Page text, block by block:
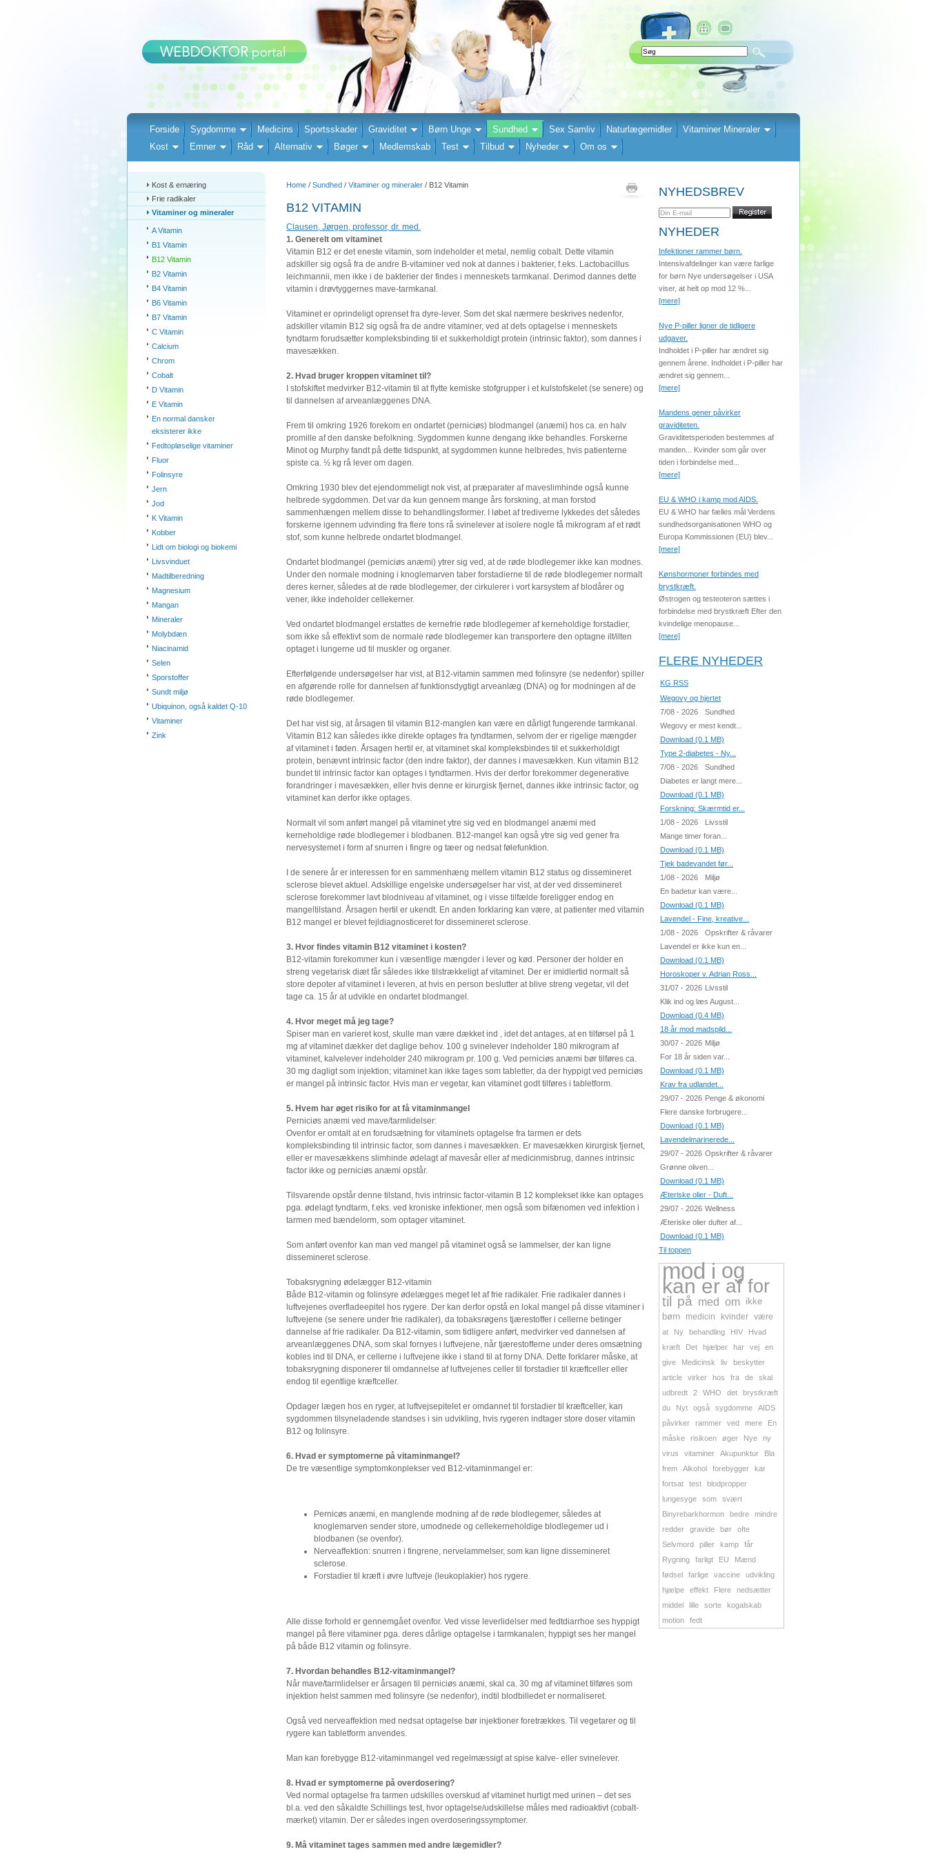
Forside Sygdomme Medicins Sportsskader Graviditet Børn Unge Sundhed Sex Samliv Naturlægemidler
Vitaminer Mineraler
Kost
Emner Råd Alternativ Bøger Medlemskab Test Tilbud Nyheder Om os
Kost & ernæring
Frie radikaler
Vitaminer og mineraler
A Vitamin
B1 Vitamin
B12 Vitamin
B2 Vitamin
B4 Vitamin
B6 Vitamin
B7 Vitamin
C Vitamin
Calcium
Chrom
Cobalt
D Vitamin
E Vitamin
En normal dansker
eksisterer ikke
Fedtopløselige vitaminer
Fluor
Folinsyre
Jern
Jod
K Vitamin
Kobber
Lidt om biologi og biokemi
Livsvinduet
Madtilberedning
Magnesium
Mangan
Mineraler
Molybdæn
Niacinamid
Selen
Sporstoffer
Sundt miljø
Ubiquinon, også kaldet Q-10
Vitaminer
Zink
Home / Sundhed / Vitaminer og mineraler / B12 Vitamin
B12 VITAMIN
Clausen, Jørgen, professor, dr. med.
1. Generelt om vitaminet
Vitamin B12 er det eneste vitamin, som indeholder et metal, nemlig cobalt. Dette vitamin
adskiller sig også fra de andre B-vitaminer ved nok at dannes i bakterier, f.eks. Lactobacillus
leichmannii, men ikke i de bakterier der findes i menneskets tarmkanal. Derimod dannes dette
vitamin i drøvtyggernes mave-tarmkanal.
Vitaminet er oprindeligt oprenset fra dyre-lever. Som det skal nærmere beskrives nedenfor,
adskiller vitamin B12 sig også fra de andre vitaminer, ved at dets optagelse i menneskets
tyndtarm forudsætter kompleksbinding til et sukkerholdigt protein (intrinsic faktor), som dannes i
mavesækken.
2. Hvad bruger kroppen vitaminet til?
I stofskiftet medvirker B12-vitamin til at flytte kemiske stofgrupper i et kulstofskelet (se senere) og
til dannelsen af arveanlæggenes DNA.
Frem til omkring 1926 forekom en ondartet (perniciøs) blodmangel (anæmi) hos ca. en halv
promille af den danske befolkning. Sygdommen kunne dengang ikke behandles. Forskerne
Minot og Murphy fandt på dette tidspunkt, at sygdommen kunne helbredes, hvis patienterne
spiste ca. ½ kg rå lever om dagen.
Omkring 1930 blev det ejendommeligt nok vist, at præparater af maveslimhinde også kunne
helbrede sygdommen. Det var da kun gennem mange års forskning, at man forstod
sammenhængen mellem disse to behandlingsformer. I løbet af trediverne lykkedes det således
forskerne igennem udvinding fra flere tons rå svinelever at isolere nogle få mikrogram af et rødt
stof, som kunne helbrede ondartet blodmangel.
Ondartet blodmangel (perniciøs anæmi) ytrer sig ved, at de røde blodlegemer ikke kan modnes.
Under den normale modning i knoglemarven taber forstadierne til de røde blodlegemer normalt
deres kerner, således at de røde blodlegemer, der cirkulerer i vort karsystem af blodårer og
vener, ikke indeholder cellekerner.
Ved ondartet blodmangel erstattes de kernefrie røde blodlegemer af kerneholdige forstadier,
som ikke så effektivt som de normale røde blodlegemer kan transportere den optagne ilt/ilten
optaget i lungerne ud til muskler og organer.
Efterfølgende undersøgelser har vist, at B12-vitamin sammen med folinsyre (se nedenfor) spiller
en afgørende rolle for dannelsen af funktionsdygtigt arveanlæg (DNA) og for modningen af de
røde blodlegemer.
Det har vist sig, at årsagen til vitamin B12-manglen kan være en dårligt fungerende tarmkanal.
Vitamin B12 kan således ikke direkte optages fra tyndtarmen, selvom der er rigelige mængder
af vitaminet i føden. Årsagen hertil er, at vitaminet skal kompleksbindes til et sukkerholdigt
protein, benævnt intrinsic factor (den indre faktor), der dannes i mavesækken. Kun vitamin B12
bundet til intrinsic factor kan optages i tyndtarmen. Hvis der derfor forekommer degenerative
forandringer i mavesækken, eller hvis denne er kirurgisk fjernet, dannes ikke intrinsic factor, og
vitaminet kan derfor ikke optages.
Normalt vil som anført mangel på vitaminet ytre sig ved en blodmangel anæmi med
kerneholdige røde blodlegemer i blodbanen. B12-mangel kan også ytre sig ved gener fra
nervesystemet i form af snurren i fingre og tæer og nedsat følefunktion.
I de senere år er interessen for en sammenhæng mellem vitamin B12 status og dissemineret
sclerose blevet aktuel. Adskillige engelske undersøgelser har vist, at der ved dissemineret
sclerose forekommer lavt blodniveau af vitaminet, og i visse tilfælde foreligger endog en
mangeltilstand. Årsagen hertil er ukendt. En anden forklaring kan være, at patienter med vitamin
B12 mangel er blevet fejldiagnosticeret for dissemineret sclerose.
3. Hvor findes vitamin B12 vitaminet i kosten?
B12-vitamin forekommer kun i væsentlige mængder i lever og kød. Personer der holder en
streng vegetarisk diæt får således ikke tilstrækkeligt af vitaminet. Der er imidlertid normalt så
store depoter af vitaminet i leveren, at hvis en person beslutter at blive streng vegetar, vil det
tage ca. 15 år at udvikle en ondartet blodmangel.
4. Hvor meget må jeg tage?
Spiser man en varieret kost, skulle man være dækket ind , idet det antages, at en tilførsel på 1
mg af vitaminet dækker det daglige behov. 100 g svinelever indeholder 180 mikrogram af
vitaminet, kalvelever indeholder 240 mikrogram pr. 100 g. Ved perniciøs anæmi bør tilføres ca.
30 mg dagligt som injektion; vitaminet kan ikke tages som tabletter, da der hyppigt ved perniciøs
er mangel på intrinsic factor. Hvis man er vegetar, kan vitaminet godt tilføres i tabletform.
5. Hvem har øget risiko for at få vitaminmangel
Perniciøs anæmi ved mave/tarmlidelser:
Ovenfor er omtalt at en forudsætning for vitaminets optagelse fra tarmen er dets
kompleksbinding til intrinsic factor, som dannes i mavesækken. Er mavesækken kirurgisk fjernet,
eller er mavesækkens slimhinde ødelagt af mavesår eller af medicinmisbrug, dannes intrinsic
factor ikke og perniciøs anæmi opstår.
Tilsvarende opstår denne tilstand, hvis intrinsic factor-vitamin B 12 komplekset ikke kan optages
pga. ødelagt tyndtarm, f.eks. ved kroniske infektioner, men også som bifænomen ved infektion i
tarmen med bændelorm, som optager vitaminet.
Som anført ovenfor kan man ved mangel på vitaminet også se lammelser, der kan ligne
dissemineret sclerose.
Tobaksrygning ødelægger B12-vitamin
Både B12-vitamin og folinsyre ødelægges meget let af frie radikaler. Frie radikaler dannes i
luftvejenes overfladeepitel hos rygere. Der kan derfor opstå en lokal mangel på disse vitaminer i
luftvejene (se senere under frie radikaler), da tobaksrøgens tjærestoffer i cellerne betinger
dannelse af frie radikaler. Da B12-vitamin, som tidligere anført, medvirker ved dannelsen af
arveanlæggenes DNA, som skal fornyes i luftvejene, når tjærestofferne under deres omsætning
kobles ind til DNA, er cellerne i luftvejene ikke i stand til at forny DNA. Dette forklarer måske, at
tobaksrygning disponerer til omdannelse af luftvejenes celler til forstadier til kræftceller eller
endog til egentlige kræftceller.
Opdager lægen hos en ryger, at luftvejsepitelet er omdannet til forstadier til kræftceller, kan
sygdommen tilsyneladende standses i sin udvikling, hvis rygeren indtager store doser vitamin
B12 og folinsyre.
6. Hvad er symptomerne på vitaminmangel?
De tre væsentlige symptomkonplekser ved B12-vitaminmangel er:
Pernicøs anæmi, en manglende modning af de røde blodlegemer, således at
knoglemarven sender store, umodnede og cellekerneholdige blodlegemer ud i
blodbanen (se ovenfor).
Nerveaffektion: snurren i fingrene, nervelammelser, som kan ligne dissemineret
sclerose.
Forstadier til kræft i øvre luftveje (leukoplakier) hos rygere.
Alle disse forhold er gennemgået ovenfor. Ved visse leverlidelser med fedtdiarrhoe ses hyppigt
mangel på flere vitaminer pga. deres dårlige optagelse i tarmkanalen; hyppigt ses her mangel
på både B12 vitamin og folinsyre.
7. Hvordan behandles B12-vitaminmangel?
Når mave/tarmlidelser er årsagen til perniciøs anæmi, skal ca. 30 mg af vitaminet tilføres som
injektion helst sammen med folinsyre (se nedenfor), indtil blodbilledet er normaliseret.
Også ved nerveaffektion med nedsat optagelse bør injektioner foretrækkes. Til vegetarer og til
rygere kan tabletform anvendes.
Man kan forebygge B12-vitaminmangel ved regelmæssigt at spise kalve- eller svinelever.
8. Hvad er symptomerne på overdosering?
Ved normal optagelse fra tarmen udskilles overskud af vitaminet hurtigt med urinen – det ses
bl.a. ved den såkaldte Schillings test, hvor optagelse/udskillelse måles med radioaktivt (cobalt-
mærket) vitamin. Der er således ingen overdoseringssymptomer.
9. Må vitaminet tages sammen med andre lægemidler?
NYHEDSBREV
NYHEDER
Infektioner rammer børn.
Intensivafdelinger kan være farlige
for børn Nye undersøgelser i USA
viser, at helt op mod 12 %...
[mere]
Nye P-piller ligner de tidligere
udgaver.
Indholdet i P-piller har ændret sig
gennem årene. Indholdet i P-piller har
ændret sig gennem...
[mere]
Mandens gener påvirker
graviditeten.
Graviditetsperioden bestemmes af
manden... Kvinder som går over
tiden i forbindelse med...
[mere]
EU & WHO i kamp mod AIDS.
EU & WHO har fælles mål Verdens
sundhedsorganisationen WHO og
Europa Kommissionen (EU) blev...
[mere]
Kønshormoner forbindes med
brystkræft.
Østrogen og testeoteron sættes i
forbindelse med brystkræft Efter den
kvindelige menopause...
[mere]
FLERE NYHEDER
KG RSS
Wegovy og hjertet
7/08 - 2026
Sundhed
Wegovy er mest kendt...
Download (0.1 MB)
Type 2-diabetes - Ny...
7/08 - 2026
Sundhed
Diabetes er langt mere...
Download (0.1 MB)
Forskning: Skærmtid er...
1/08 - 2026
Livsstil
Mange timer foran...
Download (0.1 MB)
Tjek badevandet før...
1/08 - 2026
Miljø
En badetur kan være...
Download (0.1 MB)
Lavendel - Fine, kreative...
1/08 - 2026
Opskrifter & råvarer
Lavendel er ikke kun en...
Download (0.1 MB)
Horoskoper v. Adrian Ross...
31/07 - 2026 Livsstil
Klik ind og læs August...
Download (0.4 MB)
18 år mod madspild...
30/07 - 2026 Miljø
For 18 år siden var...
Download (0.1 MB)
Krav fra udlandet...
29/07 - 2026 Penge & økonomi
Flere danske forbrugere...
Download (0.1 MB)
Lavendelmarinerede...
29/07 - 2026 Opskrifter & råvarer
Grønne oliven...
Download (0.1 MB)
Æteriske olier - Duft...
29/07 - 2026 Wellness
Æteriske olier dufter af...
Download (0.1 MB)
Til toppen
mod i og
kan er af for
til på med om ikke
børn
medicin kvinder
være
at
Ny behandling HIV
Hvad
kræft
Det hjælper har vej
en
give
Medicinsk liv
beskytter
article
virker hos fra de
skal
udbredt
2 WHO det
brystkræft
du
Nyt også sygdomme
AIDS
påvirker
rammer ved mere
En
måske
risikoen øger Nye
ny
virus
vitaminer Akupunktur
Bla
frem
Alkohol forebygger
kar
fortsat
test
blodpropper
lungesyge
som
svært
Binyrebarkhormon
bedre
mindre
redder
gravide bør
ofte
Selvmord
piller kamp
får
Rygning
farligt EU
Mænd
fødsel
farlige vaccine
udvikling
hjælpe
effekt Flere
nedsætter
middel
lille sorte
kogalskab
motion
fedt